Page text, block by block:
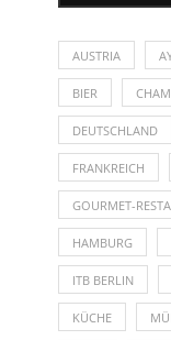
AUSTRIA
BIER
DEUTSCHLAND
FRANKREICH
GOURMET-
HAMBURG
ITB BERLIN
KÜCHE